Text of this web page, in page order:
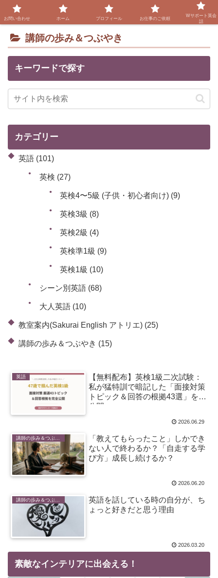
講師の歩み＆つぶやき
キーワードで探す
カテゴリー
英語 (101)
英検 (27)
英検4〜5級 (子供・初心者向け) (9)
英検3級 (8)
英検2級 (4)
英検準1級 (9)
英検1級 (10)
シーン別英語 (68)
大人英語 (10)
教室案内(Sakurai English アトリエ) (25)
講師の歩み＆つぶやき (15)
英語
【無料配布】英検1級二次試験：
私が猛特訓で暗記した「面接対策
トピック＆回答の根拠43選」を大
公開
2026.06.29
講師の歩み＆つぶやき
「教えてもらったこと」しかでき
ない人で終わるか？「自走する学
び方」成長し続けるか？
2026.06.20
英語を話している時の自分が、ち
ょっと好きだと思う理由
2026.03.20
素敵なインテリアに出会える！
お問い合わせ ホーム プロフィール お仕事のご依頼
Wサポート英会
話